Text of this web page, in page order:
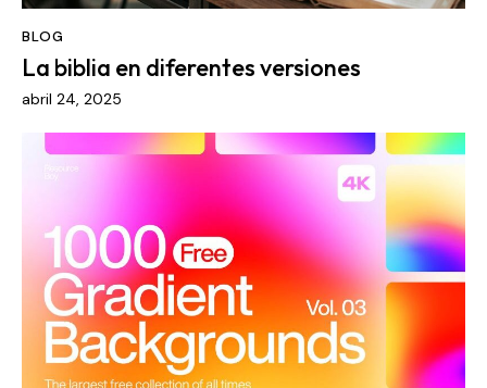
BLOG
La biblia en diferentes versiones
abril 24, 2025